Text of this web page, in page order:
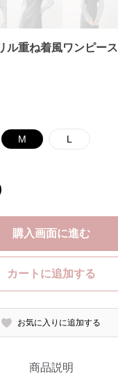
ル重ね着風ワンピース
M L
購入画面に進む
カートに追加する
お気に入りに追加する
商品説明